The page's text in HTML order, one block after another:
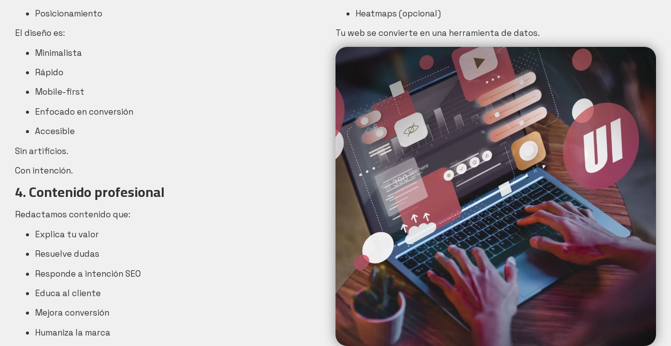
Posicionamiento
El diseño es:
Minimalista
Rápido
Mobile-first
Enfocado en conversión
Accesible
Sin artificios.
Con intención.
4. Contenido profesional
Redactamos contenido que:
Explica tu valor
Resuelve dudas
Responde a intención SEO
Educa al cliente
Mejora conversión
Humaniza la marca
Heatmaps (opcional)
Tu web se convierte en una herramienta de datos.